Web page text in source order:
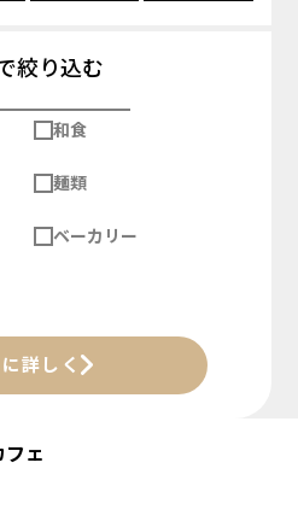
絞り込む
和食
麺類
ベーカリー
詳しく
ェ